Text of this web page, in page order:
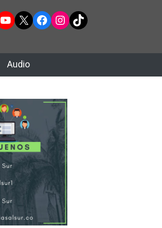
YouTube
X Facebook
Instagram
TikTok
Audio